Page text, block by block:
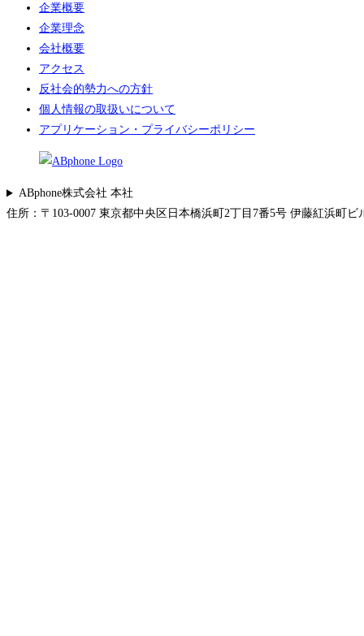
企業概要
企業理念
会社概要
アクセス
反社会的勢力への方針
個人情報の取扱いについて
アプリケーション・プライバシーポリシー
ABphone株式会社 本社
住所：〒103-0007 東京都中央区日本橋浜町2丁目7番5号 伊藤紅浜町